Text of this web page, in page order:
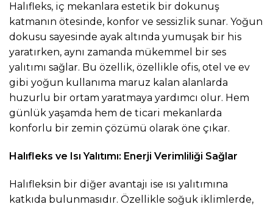
Halıfleks, iç mekanlara estetik bir dokunuş
katmanın ötesinde, konfor ve sessizlik sunar. Yoğun
dokusu sayesinde ayak altında yumuşak bir his
yaratırken, aynı zamanda mükemmel bir ses
yalıtımı sağlar. Bu özellik, özellikle ofis, otel ve ev
gibi yoğun kullanıma maruz kalan alanlarda
huzurlu bir ortam yaratmaya yardımcı olur. Hem
günlük yaşamda hem de ticari mekanlarda
konforlu bir zemin çözümü olarak öne çıkar.
Halıfleks ve Isı Yalıtımı: Enerji Verimliliği Sağlar
Halıfleksin bir diğer avantajı ise ısı yalıtımına
katkıda bulunmasıdır. Özellikle soğuk iklimlerde,